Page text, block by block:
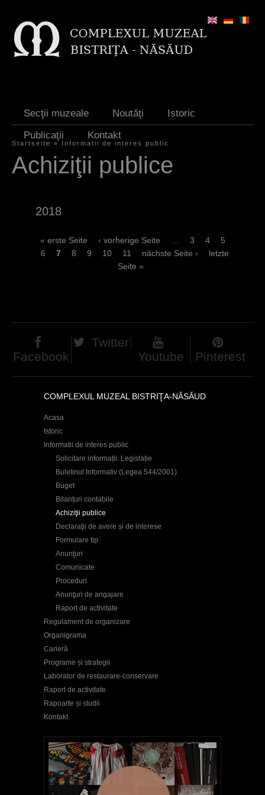
Secţii muzeale Noutăţi
Istoric
Publicaţii
Kontakt
S
r
Startseite » Informatii de interes public
Achiziţii publice
2018
S
e
n
« erste Seite ‹ vorherige Seite 3 4
5
6
7 8 9 10 11 nächste Seite ›
letzte
Seite »
Facebook
Twitter
Youtube
Pinterest
COMPLEXUL MUZEAL BISTRIŢA-NĂSĂUD
Acasa
Istoric
Informatii de interes public
Solicitare informații. Legislație
Buletinul Informativ (Legea 544/2001)
Buget
Bilanțuri contabile
Achiziţii publice
Declaraţii de avere și de interese
Formulare tip
Anunţuri
Comunicate
Proceduri
Anunţuri de angajare
Raport de activitate
Regulament de organizare
Organigrama
Carieră
Programe și strategii
Laborator de restaurare-conservare
Raport de activitate
Rapoarte și studii
Kontakt